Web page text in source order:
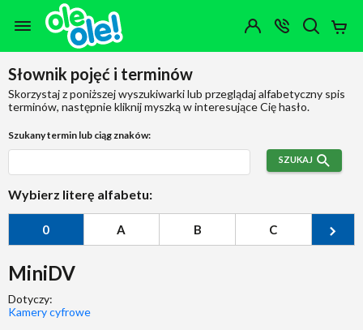
Przejdź do zawartości strony
Przejdź do wyszukiwarki
Przejdź do kategorii
Przejdź do stopki
OTWÓRZ
MENU
Moje
Konto
(0)
Słownik pojęć i terminów
Skorzystaj z poniższej wyszukiwarki lub przeglądaj alfabetyczny spis
terminów, następnie kliknij myszką w interesujące Cię hasło.
Szukany termin lub ciąg znaków:
SZUKAJ
Wybierz literę alfabetu:
0 A B C
MiniDV
Dotyczy:
Kamery cyfrowe